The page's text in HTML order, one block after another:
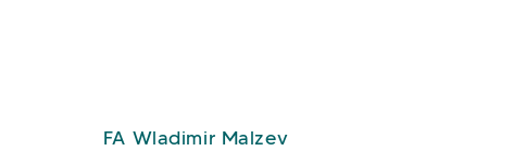
FA Wladimir Malzev